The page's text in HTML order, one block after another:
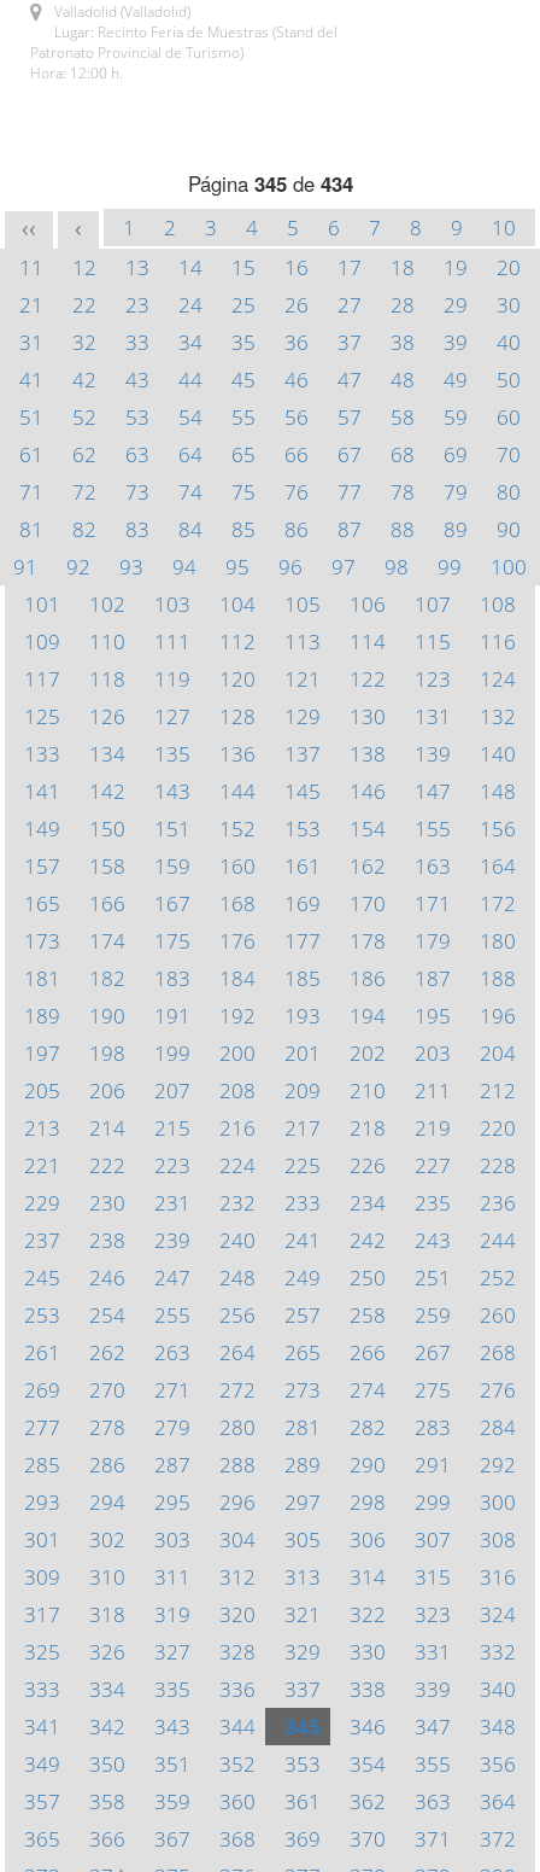
Valladolid (Valladolid)
Lugar: Recinto Feria de Muestras (Stand del
Patronato Provincial de Turismo)
Hora: 12:00 h.
Página 345de 434
<< < 1 2 3 4 5 6 7 8 9
10
11
12 13 14 15 16 17 18 19
20
21
22 23 24 25 26 27 28 29
30
31
32 33 34 35 36 37 38 39
40
41
42 43 44 45 46 47 48 49
50
51
52 53 54 55 56 57 58 59
60
61
62 63 64 65 66 67 68 69
70
71
72 73 74 75 76 77 78 79
80
81
82 83 84 85 86 87 88 89
90
91
92 93 94 95 96 97 98 99
100
101
102 103 104 105 106 107
108
109
110 111 112 113 114 115
116
117
118 119 120 121 122 123
124
125
126 127 128 129 130 131
132
133
134 135 136 137 138 139
140
141
142 143 144 145 146 147
148
149
150 151 152 153 154 155
156
157
158 159 160 161 162 163
164
165
166 167 168 169 170 171
172
173
174 175 176 177 178 179
180
181
182 183 184 185 186 187
188
189
190 191 192 193 194 195
196
197
198 199 200 201 202 203
204
205
206 207 208 209 210 211
212
213
214 215 216 217 218 219
220
221
222 223 224 225 226 227
228
229
230 231 232 233 234 235
236
237
238 239 240 241 242 243
244
245
246 247 248 249 250 251
252
253
254 255 256 257 258 259
260
261
262 263 264 265 266 267
268
269
270 271 272 273 274 275
276
277
278 279 280 281 282 283
284
285
286 287 288 289 290 291
292
293
294 295 296 297 298 299
300
301
302 303 304 305 306 307
308
309
310 311 312 313 314 315
316
317
318 319 320 321 322 323
324
325
326 327 328 329 330 331
332
333
334 335 336 337 338 339
340
341
342 343 344 345 346 347
348
349
350 351 352 353 354 355
356
357
358 359 360 361 362 363
364
365
366 367 368 369 370 371
372